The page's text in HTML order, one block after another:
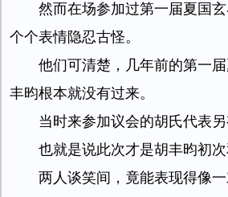
然而在场参加过第一届夏国
个个表情隐忍古怪。
他们可清楚，几年前的第一
丰昀根本就没有过来。
当时来参加议会的胡氏代表另
也就是说此次才是胡丰昀初次
两人谈笑间，竟能表现得像